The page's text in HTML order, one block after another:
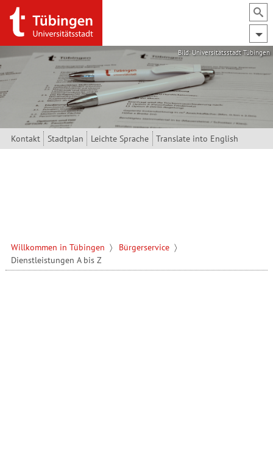
Direkt zum Inhalt
Bild: Universitätsstadt Tübingen
Kontakt Stadtplan Leichte Sprache Translate into English
Willkommen in Tübingen
Bürgerservice
Dienstleistungen A bis Z